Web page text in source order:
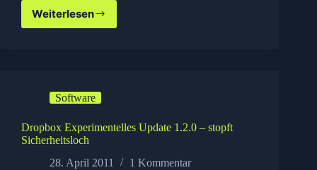
Weiterlesen
Exchange
Server
installieren
Software
Dropbox Experimentelles Update 1.2.0 – stopft
Sicherheitsloch
28. April 2011
1 Kommentar